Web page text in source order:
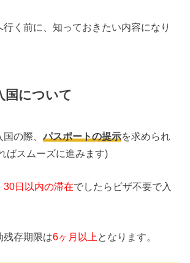
行く前に、知っておきたい内容になり
国について
の際、 パスポートの提示を求められ
ばスムーズに進みます)
30日以内の滞在でしたらビザ不要で入
残存期限は6ヶ月以上 となります。